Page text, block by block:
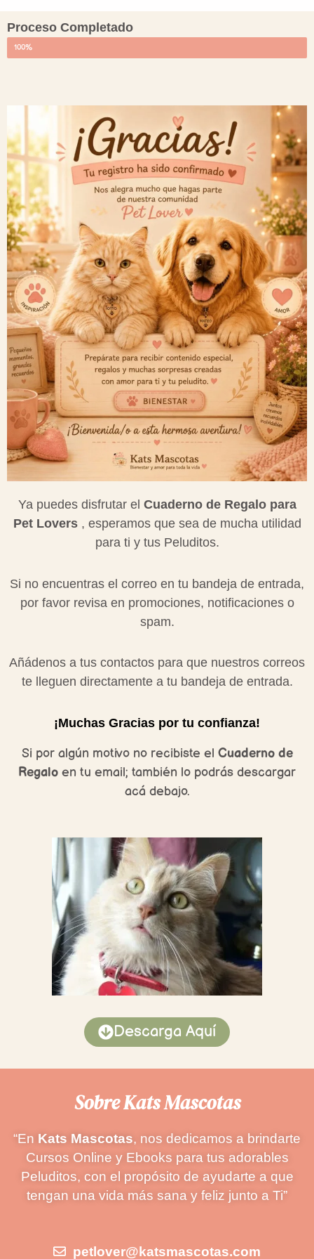
Proceso Completado
100%
Ya puedes disfrutar el Cuaderno de Regalo para
Pet Lovers, esperamos que sea de mucha utilidad
para ti y tus Peluditos.
Si no encuentras el correo en tu bandeja de entrada,
por favor revisa en promociones, notificaciones o
spam.
Añádenos a tus contactos para que nuestros correos
te lleguen directamente a tu bandeja de entrada.
¡Muchas Gracias por tu confianza!
Si por algún motivo no recibiste el Cuaderno de
Regalo en tu email; también lo podrás descargar
acá debajo.
Descarga Aquí
Sobre Kats Mascotas
“En Kats Mascotas, nos dedicamos a brindarte
Cursos Online y Ebooks para tus adorables
Peluditos, con el propósito de ayudarte a que
tengan una vida más sana y feliz junto a Ti”
petlover@katsmascotas.com